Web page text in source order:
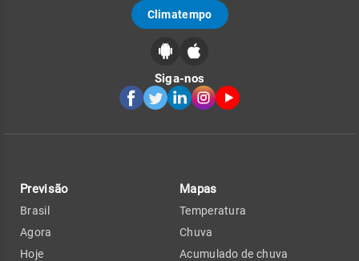
Climatempo
Siga-nos
Previsão
Brasil
Agora
Hoje
Mapas
Temperatura
Chuva
Acumulado de chuva